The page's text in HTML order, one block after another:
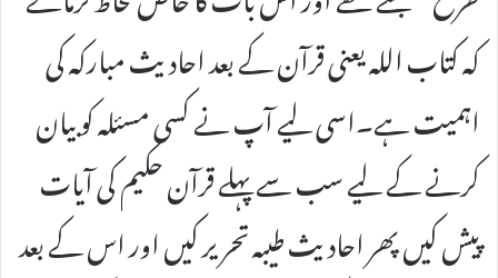
کہ کتاب اللہ یعنی قرآن کے بعد احادیث مبارکہ کی
اہمیت ہے۔اسی لیے آپ نے کسی مسئلہ کو بیان
کرنے کے لیے سب سے پہلے قرآن حکیم کی آیات
پیش کیں پھر احادیث طیبہ تحریر کیں اور اس کے بعد